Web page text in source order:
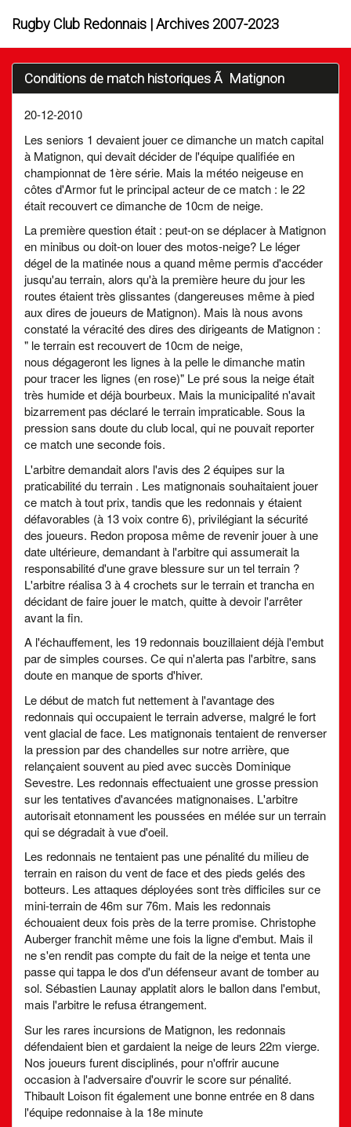
Rugby Club Redonnais | Archives 2007-2023
Conditions de match historiques Ã Matignon
20-12-2010
Les seniors 1 devaient jouer ce dimanche un match capital
à Matignon, qui devait décider de l'équipe qualifiée en
championnat de 1ère série. Mais la météo neigeuse en
côtes d'Armor fut le principal acteur de ce match : le 22
était recouvert ce dimanche de 10cm de neige.
La première question était : peut-on se déplacer à Matignon
en minibus ou doit-on louer des motos-neige? Le léger
dégel de la matinée nous a quand même permis d'accéder
jusqu'au terrain, alors qu'à la première heure du jour les
routes étaient très glissantes (dangereuses même à pied
aux dires de joueurs de Matignon). Mais là nous avons
constaté la véracité des dires des dirigeants de Matignon :
" le terrain est recouvert de 10cm de neige,
nous dégageront les lignes à la pelle le dimanche matin
pour tracer les lignes (en rose)" Le pré sous la neige était
très humide et déjà bourbeux. Mais la municipalité n'avait
bizarrement pas déclaré le terrain impraticable. Sous la
pression sans doute du club local, qui ne pouvait reporter
ce match une seconde fois.
L'arbitre demandait alors l'avis des 2 équipes sur la
praticabilité du terrain . Les matignonais souhaitaient jouer
ce match à tout prix, tandis que les redonnais y étaient
défavorables (à 13 voix contre 6), privilégiant la sécurité
des joueurs. Redon proposa même de revenir jouer à une
date ultérieure, demandant à l'arbitre qui assumerait la
responsabilité d'une grave blessure sur un tel terrain ?
L'arbitre réalisa 3 à 4 crochets sur le terrain et trancha en
décidant de faire jouer le match, quitte à devoir l'arrêter
avant la fin.
A l'échauffement, les 19 redonnais bouzillaient déjà l'embut
par de simples courses. Ce qui n'alerta pas l'arbitre, sans
doute en manque de sports d'hiver.
Le début de match fut nettement à l'avantage des
redonnais qui occupaient le terrain adverse, malgré le fort
vent glacial de face. Les matignonais tentaient de renverser
la pression par des chandelles sur notre arrière, que
relançaient souvent au pied avec succès Dominique
Sevestre. Les redonnais effectuaient une grosse pression
sur les tentatives d'avancées matignonaises. L'arbitre
autorisait etonnament les poussées en mélée sur un terrain
qui se dégradait à vue d'oeil.
Les redonnais ne tentaient pas une pénalité du milieu de
terrain en raison du vent de face et des pieds gelés des
botteurs. Les attaques déployées sont très difficiles sur ce
mini-terrain de 46m sur 76m. Mais les redonnais
échouaient deux fois près de la terre promise. Christophe
Auberger franchit même une fois la ligne d'embut. Mais il
ne s'en rendit pas compte du fait de la neige et tenta une
passe qui tappa le dos d'un défenseur avant de tomber au
sol. Sébastien Launay applatit alors le ballon dans l'embut,
mais l'arbitre le refusa étrangement.
Sur les rares incursions de Matignon, les redonnais
défendaient bien et gardaient la neige de leurs 22m vierge.
Nos joueurs furent disciplinés, pour n'offrir aucune
occasion à l'adversaire d'ouvrir le score sur pénalité.
Thibault Loison fit également une bonne entrée en 8 dans
l'équipe redonnaise à la 18e minute